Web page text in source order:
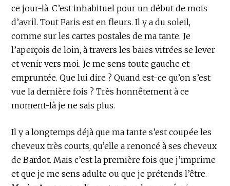
ce jour-là. C’est inhabituel pour un début de mois
d’avril. Tout Paris est en fleurs. Il y a du soleil,
comme sur les cartes postales de ma tante. Je
l’aperçois de loin, à travers les baies vitrées se lever
et venir vers moi. Je me sens toute gauche et
empruntée. Que lui dire ? Quand est-ce qu’on s’est
vue la dernière fois ? Très honnêtement à ce
moment-là je ne sais plus.
Il y a longtemps déjà que ma tante s’est coupée les
cheveux très courts, qu’elle a renoncé à ses cheveux
de Bardot. Mais c’est la première fois que j’imprime
et que je me sens adulte ou que je prétends l’être.